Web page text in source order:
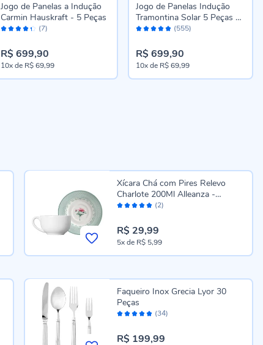
Avaliação: (7)
Jogo de Panelas a Indução
Carmin Hauskraft - 5 Peças
R$ 699,90
10xde R$ 69,99
Avaliação: (555)
Jogo de Panelas Indução
Tramontina Solar 5 Peças -
Aço Inox
R$ 699,90
10xde R$ 69,99
Avaliação: (2)
Xícara Chá com Pires Relevo
Charlote 200Ml Alleanza -
CHARLOTE
R$ 29,99
5xde R$ 5,99
Avaliação: (34)
Faqueiro Inox Grecia Lyor 30
Peças
R$ 199,99